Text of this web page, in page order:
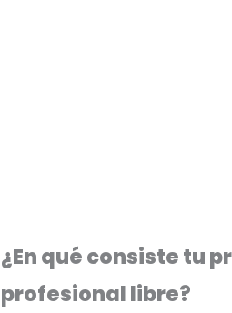
¿En qué consiste tu
profesional libre?